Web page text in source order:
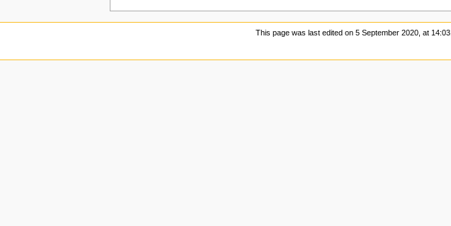
This page was last edited on 5 September 2020, at 14:03.